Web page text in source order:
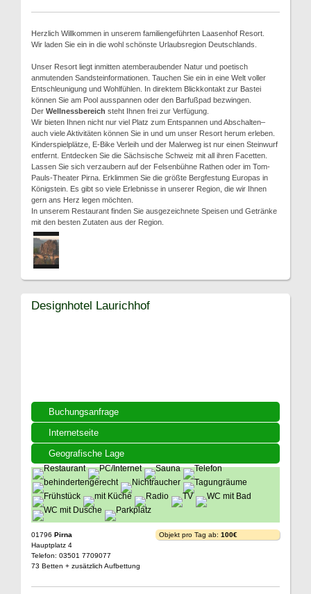
Herzlich Willkommen in unserem familiengeführten Laasenhof Resort.
Wir laden Sie ein in die wohl schönste Urlaubsregion Deutschlands.
Unser Resort liegt inmitten atemberaubender Natur und poetisch
anmutenden Sandsteinformationen. Tauchen Sie ein in eine Welt voller
Entschleunigung und Wohlfühlen. In direktem Blickkontakt zur Bastei
können Sie am Pool ausspannen oder den Barfußpad bezwingen.
Der Wellnessbereich steht Ihnen frei zur Verfügung.
Wir bieten Ihnen nicht nur viel Platz zum Entspannen und Abschalten–
auch viele Aktivitäten können Sie in und um unser Resort herum erleben.
Kinderspielplätze, E-Bike Verleih und der Malerweg ist nur einen Steinwurf
entfernt. Entdecken Sie die Sächsische Schweiz mit all ihren Facetten.
Lassen Sie sich verzaubern auf der Felsenbühne Rathen oder im Tom-
Pauls-Theater Pirna. Erklimmen Sie die größte Bergfestung Europas in
Königstein. Es gibt so viele Erlebnisse in unserer Region, die wir Ihnen
gern ans Herz legen möchten.
In unserem Restaurant finden Sie ausgezeichnete Speisen und Getränke
mit den besten Zutaten aus der Region.
Buchungsanfrage
Internetseite
Geografische Lage
Designhotel Laurichhof
01796 Pirna
Hauptplatz 4
Telefon: 03501 7709077
73 Betten + zusätzlich Aufbettung
Objekt pro Tag ab: 100€